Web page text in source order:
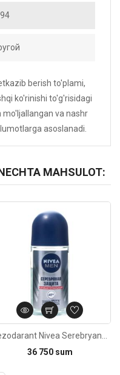
berish to'plami,
ko'rinishi to'g'risidagi
va nashr
asoslanadi.
MAHSULOT:
36 750 sum